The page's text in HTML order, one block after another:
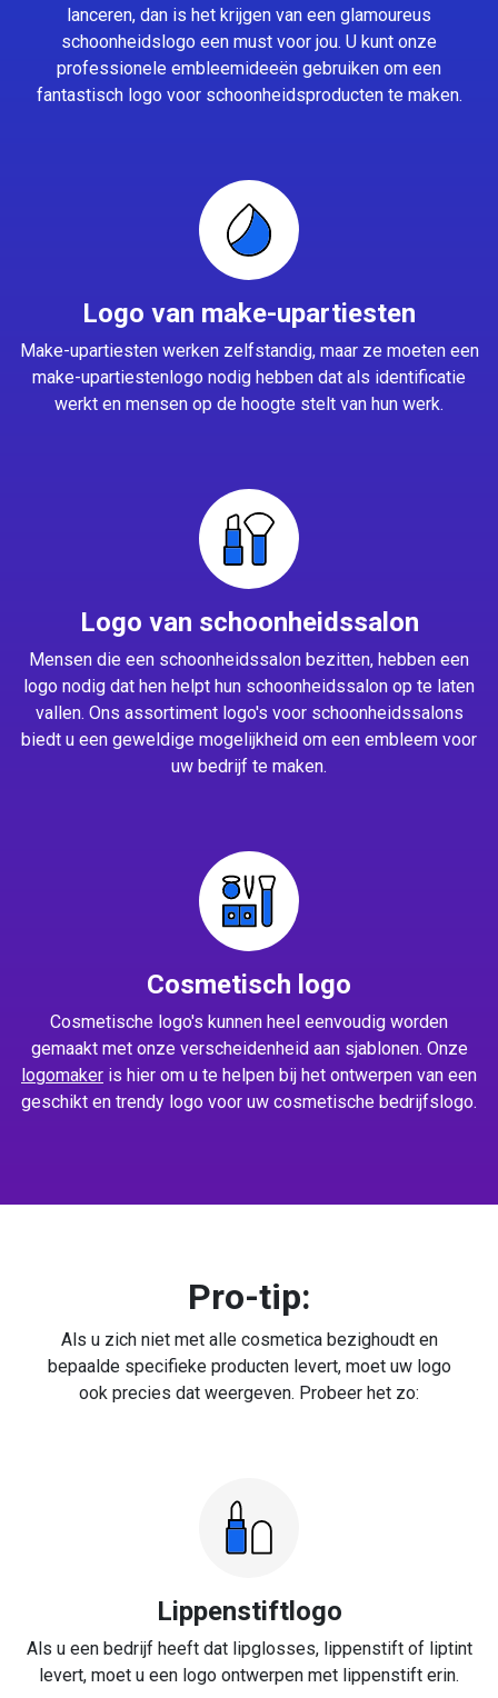
lanceren, dan is het krijgen van een glamoureus
schoonheidslogo een must voor jou. U kunt onze
professionele embleemideeën gebruiken om een
fantastisch logo voor schoonheidsproducten te maken.
Logo van make-upartiesten
Make-upartiesten werken zelfstandig, maar ze moeten een
make-upartiestenlogo nodig hebben dat als identificatie
werkt en mensen op de hoogte stelt van hun werk.
Logo van schoonheidssalon
Mensen die een schoonheidssalon bezitten, hebben een
logo nodig dat hen helpt hun schoonheidssalon op te laten
vallen. Ons assortiment logo's voor schoonheidssalons
biedt u een geweldige mogelijkheid om een embleem voor
uw bedrijf te maken.
Cosmetisch logo
Cosmetische logo's kunnen heel eenvoudig worden
gemaakt met onze verscheidenheid aan sjablonen. Onze
logomaker is hier om u te helpen bij het ontwerpen van een
geschikt en trendy logo voor uw cosmetische bedrijfslogo.
Pro-tip:
Als u zich niet met alle cosmetica bezighoudt en
bepaalde specifieke producten levert, moet uw logo
ook precies dat weergeven. Probeer het zo:
Lippenstiftlogo
Als u een bedrijf heeft dat lipglosses, lippenstift of liptint
levert, moet u een logo ontwerpen met lippenstift erin.